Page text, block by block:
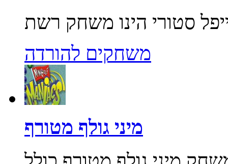
משחקים להורדה
מיני גולף מטורף